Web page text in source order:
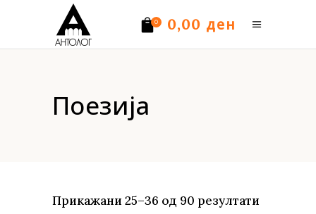
0 0,00 ден
Поезија
Прикажани 25–36 од 90 резултати